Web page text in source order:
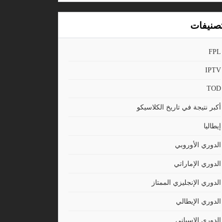
FPL
IPTV
TOD
أكبر نتيجة في تاريخ الكلاسيكو
إيطاليا
الدوري الأوروبي
الدوري الإماراتي
الدوري الإنجليزي الممتاز
الدوري الإيطالي
الدوري الاسباني